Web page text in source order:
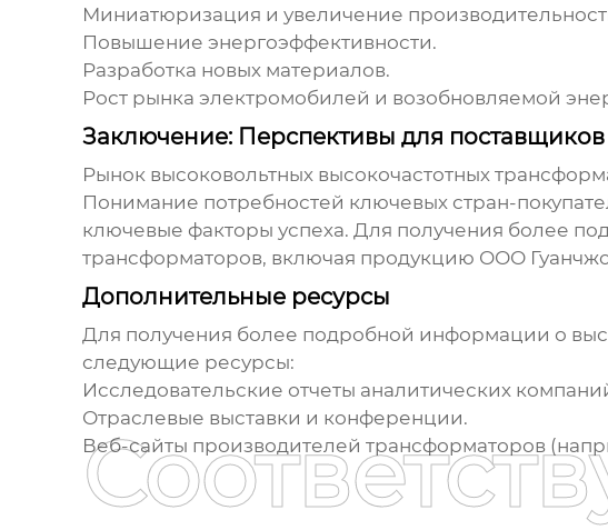
Миниатюризация и увеличение
Повышение энергоэффективности.
Разработка новых материалов.
Рост рынка электромобилей и возобновляемой
Заключение: Перспективы для поставщиков
Рынок высоковольтных высокочастотных
Понимание потребностей ключевых стран-
ключевые факторы успеха. Для получения более
трансформаторов, включая продукцию ООО
Дополнительные ресурсы
Для получения более подробной информации о
следующие ресурсы:
Исследовательские отчеты аналитических
Отраслевые выставки и конференции.
Веб-сайты производителей трансформаторов